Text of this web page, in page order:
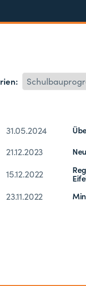
31.05.2024
21.12.2023
15.12.2022
23.11.2022